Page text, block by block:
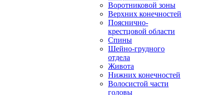
Воротниковой зоны
Верхних конечностей
Пояснично-
крестцовой области
Спины
Шейно-грудного
отдела
Живота
Нижних конечностей
Волосистой части
головы